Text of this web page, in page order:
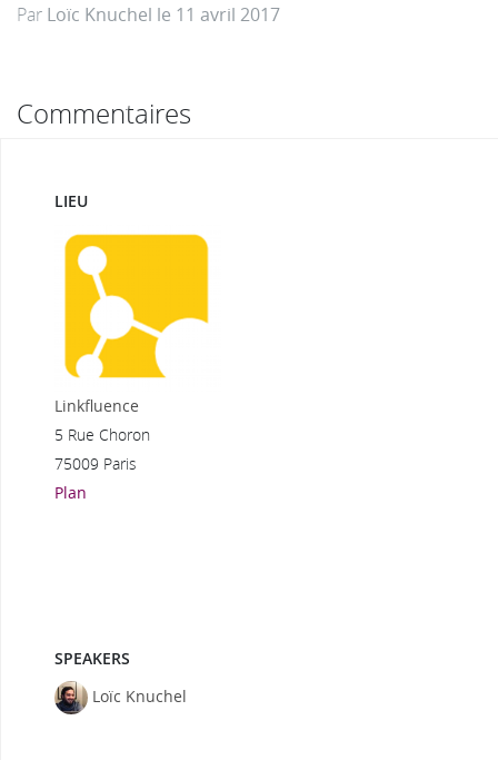
Par Loïc Knuchel le 11 avril 2017
Commentaires
LIEU
Linkfluence
5 Rue Choron
75009 Paris
Plan
SPEAKERS
Loïc Knuchel